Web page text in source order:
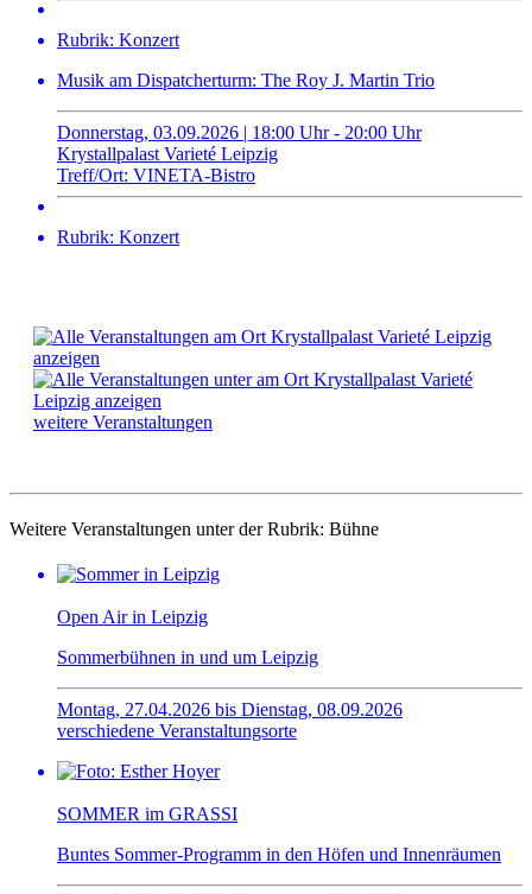
Rubrik: Konzert
Musik am Dispatcherturm: The Roy J. Martin Trio
Donnerstag, 03.09.2026 | 18:00 Uhr - 20:00 Uhr
Krystallpalast Varieté Leipzig
Treff/Ort: VINETA-Bistro
Rubrik: Konzert
weitere Veranstaltungen
Weitere Veranstaltungen unter der Rubrik: Bühne
Open Air in Leipzig
Sommerbühnen in und um Leipzig
Montag, 27.04.2026 bis Dienstag, 08.09.2026
verschiedene Veranstaltungsorte
SOMMER im GRASSI
Buntes Sommer-Programm in den Höfen und Innenräumen